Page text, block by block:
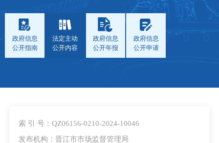
政府信息
公开指南
法定主动
公开内容
政府信息
公开年报
政府信息
公开申请
索 引 号：QZ06156-0210-2024-10046
发布机构：晋江市市场监督管理局